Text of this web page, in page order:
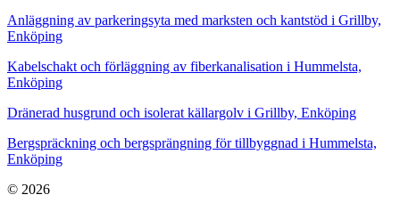
Anläggning av parkeringsyta med marksten och kantstöd i Grillby,
Enköping
Kabelschakt och förläggning av fiberkanalisation i Hummelsta,
Enköping
Dränerad husgrund och isolerat källargolv i Grillby, Enköping
Bergspräckning och bergsprängning för tillbyggnad i Hummelsta,
Enköping
© 2026